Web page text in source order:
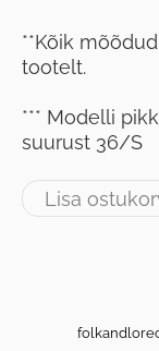
**Kõik
tootelt.
*** Modelli
suurust 36/S
Lisa